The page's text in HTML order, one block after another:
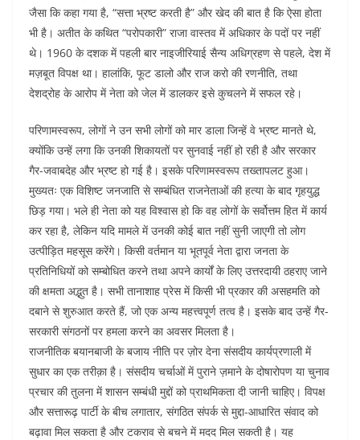
जैसा कि कहा गया है, “सत्ता भ्रष्ट करती है” और खेद की बात है कि ऐसा होता
भी है। अतीत के कथित “परोपकारी” राजा वास्तव में अधिकार के पदों पर नहीं
थे। 1960 के दशक में पहली बार नाइजीरियाई सैन्य अधिग्रहण से पहले, देश में
मज़बूत विपक्ष था। हालांकि, फूट डालो और राज करो की रणनीति, तथा
देशद्रोह के आरोप में नेता को जेल में डालकर इसे कुचलने में सफल रहे।
परिणामस्वरूप, लोगों ने उन सभी लोगों को मार डाला जिन्हें वे भ्रष्ट मानते थे,
क्योंकि उन्हें लगा कि उनकी शिकायतों पर सुनवाई नहीं हो रही है और सरकार
गैर-जवाबदेह और भ्रष्ट हो गई है। इसके परिणामस्वरूप तख्तापलट हुआ।
मुख्यतः एक विशिष्ट जनजाति से सम्बंधित राजनेताओं की हत्या के बाद गृहयुद्ध
छिड़ गया। भले ही नेता को यह विश्वास हो कि वह लोगों के सर्वोत्तम हित में कार्य
कर रहा है, लेकिन यदि मामले में उनकी कोई बात नहीं सुनी जाएगी तो लोग
उत्पीड़ित महसूस करेंगे। किसी वर्तमान या भूतपूर्व नेता द्वारा जनता के
प्रतिनिधियों को सम्बोधित करने तथा अपने कार्यों के लिए उत्तरदायी ठहराए जाने
की क्षमता अद्भुत है। सभी तानाशाह प्रेस में किसी भी प्रकार की असहमति को
दबाने से शुरुआत करते हैं, जो एक अन्य महत्त्वपूर्ण तत्व है। इसके बाद उन्हें गैर-
सरकारी संगठनों पर हमला करने का अवसर मिलता है।
राजनीतिक बयानबाजी के बजाय नीति पर ज़ोर देना संसदीय कार्यप्रणाली में
सुधार का एक तरीक़ा है। संसदीय चर्चाओं में पुराने ज़माने के दोषारोपण या चुनाव
प्रचार की तुलना में शासन सम्बंधी मुद्दों को प्राथमिकता दी जानी चाहिए। विपक्ष
और सत्तारूढ़ पार्टी के बीच लगातार, संगठित संपर्क से मुद्दा-आधारित संवाद को
बढ़ावा मिल सकता है और टकराव से बचने में मदद मिल सकती है। यह